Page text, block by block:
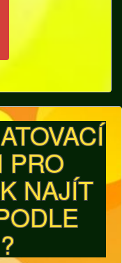
PRO
NAJÍT